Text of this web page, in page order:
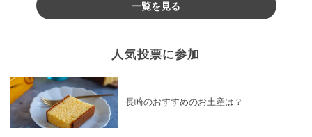
一覧を見る
人気投票に参加
長崎のおすすめのお土産は？